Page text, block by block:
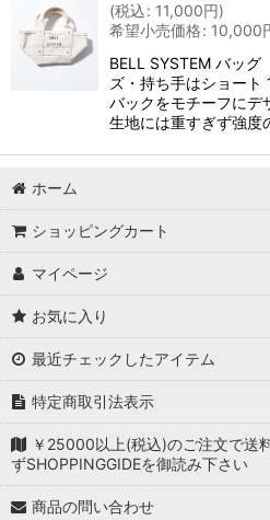
(税込: 11,000円)
希望小売価格: 10,000
BELL SYSTEM バッ
ズ・持ち手はショー
バックをモチーフにデ
生地には重すぎず強
ホーム
ショッピングカート
マイページ
お気に入り
最近チェックしたアイテム
特定商取引法表示
￥25000以上(税込)のご注文で送
ずSHOPPINGGIDEを御読み下さい
商品の問い合わせ